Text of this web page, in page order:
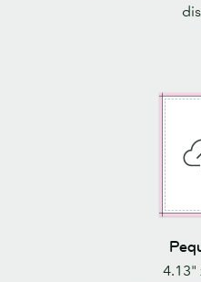
4.13"